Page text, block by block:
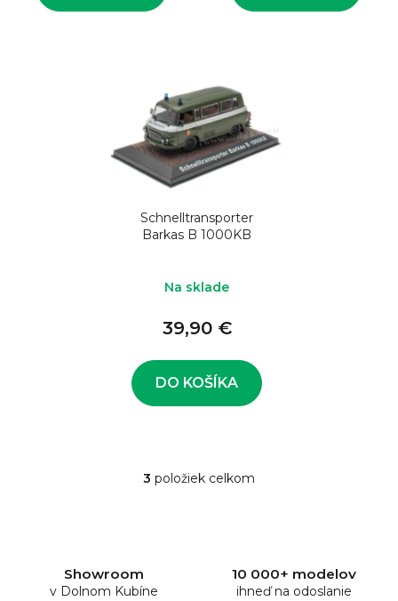
Schnelltransporter
Barkas B 1000KB
Na sklade
39,90 €
DO KOŠÍKA
O
3 položiek celkom
Showroom
v Dolnom Kubíne
10 000+ modelov
ihneď na odoslanie